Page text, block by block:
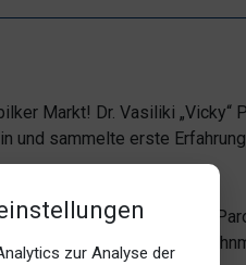
zur Analyse der
Markt! Dr. Vasiliki „Vicky“
und sammelte erste
Prophylaxe, Prothetik,
wir höchste